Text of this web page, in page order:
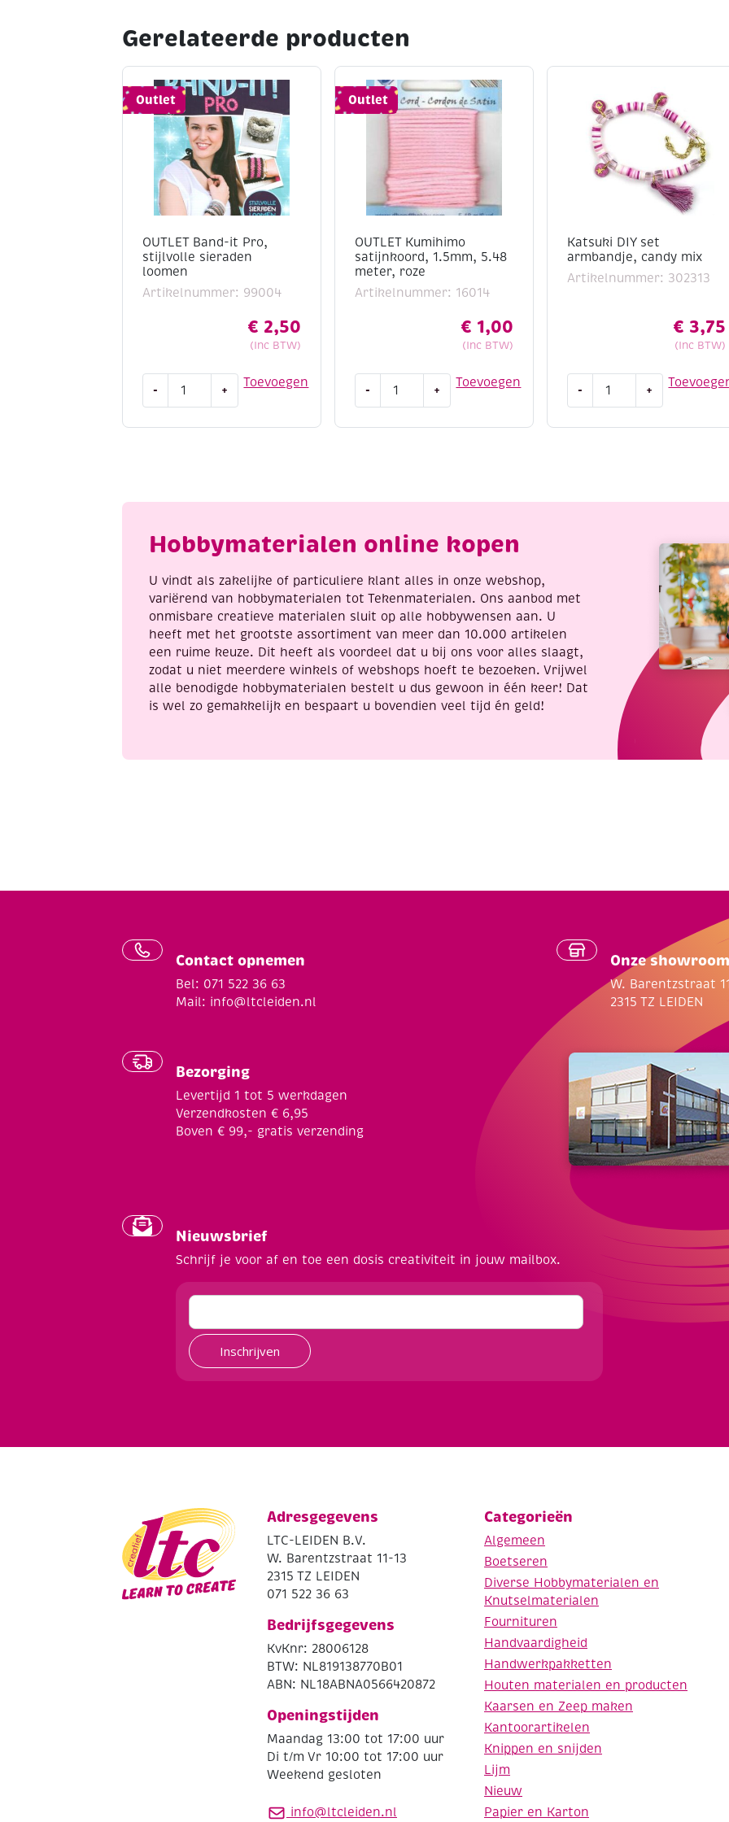
Gerelateerde producten
Outlet
OUTLET Band-it Pro,
stijlvolle sieraden
loomen
Artikelnummer: 99004
€ 2,50
(Inc BTW)
Toevoegen
-
aantal
+
Outlet
OUTLET Kumihimo
satijnkoord, 1.5mm, 5.48
meter, roze
Artikelnummer: 16014
€ 1,00
(Inc BTW)
Toevoegen
-
Kumihimo
aantal
+
Katsuki DIY set
armbandje, candy mix
Artikelnummer: 302313
€ 3,75
(Inc BTW)
- +
Hobbymaterialen online kopen
U vindt als zakelijke of particuliere klant alles in onze webshop,
variërend van hobbymaterialen tot Tekenmaterialen. Ons aanbod met
onmisbare creatieve materialen sluit op alle hobbywensen aan. U
heeft met het grootste assortiment van meer dan 10.000 artikelen
een ruime keuze. Dit heeft als voordeel dat u bij ons voor alles slaagt,
zodat u niet meerdere winkels of webshops hoeft te bezoeken. Vrijwel
alle benodigde hobbymaterialen bestelt u dus gewoon in één keer! Dat
is wel zo gemakkelijk en bespaart u bovendien veel tijd én geld!
Contact opnemen
Bel: 071 522 36 63
Mail: info@ltcleiden.nl
Bezorging
Levertijd 1 tot 5 werkdagen
Verzendkosten € 6,95
Boven € 99,- gratis verzending
Onze showroom
W. Barentzstraat
2315 TZ LEIDEN
Nieuwsbrief
Schrijf je voor af en toe een dosis creativiteit in jouw mailbox.
Inschrijven
Adresgegevens
LTC-LEIDEN B.V.
W. Barentzstraat 11-13
2315 TZ LEIDEN
071 522 36 63
Bedrijfsgegevens
KvKnr: 28006128
BTW: NL819138770B01
ABN: NL18ABNA0566420872
Openingstijden
Maandag 13:00 tot 17:00 uur
Di t/m Vr 10:00 tot 17:00 uur
Weekend gesloten
info@ltcleiden.nl
Categorieën
Algemeen
Boetseren
Diverse Hobbymaterialen en
Knutselmaterialen
Fournituren
Handvaardigheid
Handwerkpakketten
Houten materialen en producten
Kaarsen en Zeep maken
Kantoorartikelen
Knippen en snijden
Lijm
Nieuw
Papier en Karton